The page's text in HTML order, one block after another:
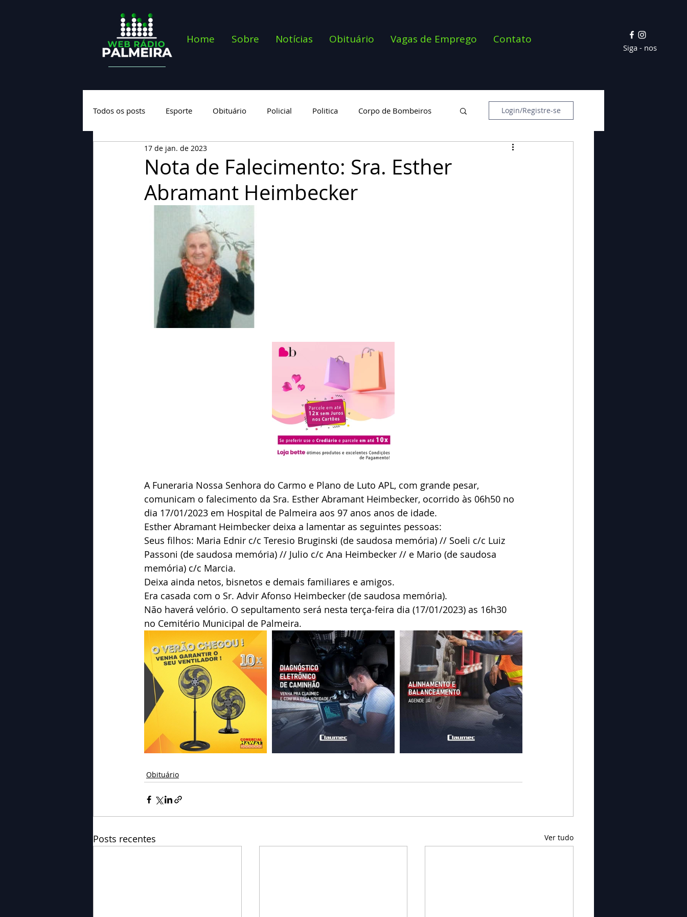
Home Sobre Notícias Obituário Vagas de Emprego Contato
Siga - nos
Todos os posts Esporte Obituário Policial Politica Corpo de Bombeiros
Geral Nova categoria
Login/Registre-se
Nota de Falecimento: Sra. Esther
Abramant Heimbecker
17 de jan. de 2023
A Funeraria Nossa Senhora do Carmo e Plano de Luto APL, com grande pesar,
comunicam o falecimento da Sra. Esther Abramant Heimbecker, ocorrido às 06h50 no
dia 17/01/2023 em Hospital de Palmeira aos 97 anos anos de idade.
Esther Abramant Heimbecker deixa a lamentar as seguintes pessoas:
Seus filhos: Maria Ednir c/c Teresio Bruginski (de saudosa memória) // Soeli c/c Luiz
Passoni (de saudosa memória) // Julio c/c Ana Heimbecker // e Mario (de saudosa
memória) c/c Marcia.
Deixa ainda netos, bisnetos e demais familiares e amigos.
Era casada com o Sr. Advir Afonso Heimbecker (de saudosa memória).
Não haverá velório. O sepultamento será nesta terça-feira dia (17/01/2023) as 16h30
no Cemitério Municipal de Palmeira.
Obituário
Posts recentes Ver tudo